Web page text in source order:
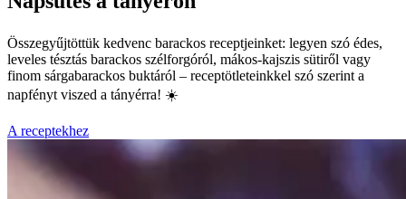
Összegyűjtöttük kedvenc barackos receptjeinket: legyen szó édes,
leveles tésztás barackos szélforgóról, mákos-kajszis sütiről vagy
finom sárgabarackos buktáról – receptötleteinkkel szó szerint a
napfényt viszed a tányérra! ☀️
A receptekhez